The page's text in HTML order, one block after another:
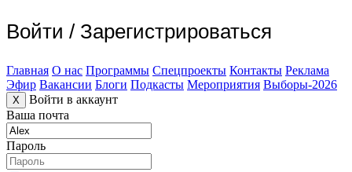
Войти / Зарегистрироваться
Главная О нас Программы Спецпроекты Контакты Реклама
Эфир Вакансии Блоги Подкасты Мероприятия Выборы-2026
X
Войти в аккаунт
Ваша почта
Пароль